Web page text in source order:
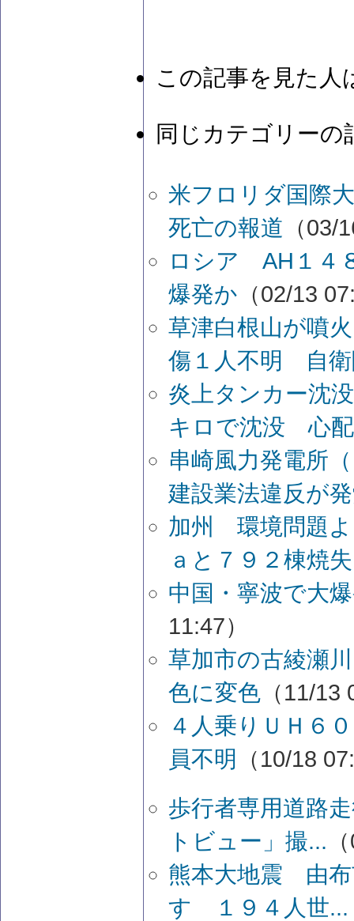
この記事を見た人
同じカテゴリーの
米フロリダ国際
死亡の報道 （03/
ロシア AH１４
爆発か （02/13
草津白根山が噴
傷１人不明 自衛
炎上タンカー沈
キロで沈没 心
串崎風力発電所
建設業法違反が
加州 環境問題よ
ａと７９２棟焼失
中国・寧波で大
11:47）
草加市の古綾瀬
色に変色 （11/13
４人乗りＵＨ６
員不明
（10/18
歩行者専用道路
トビュー」撮...
熊本大地震 由布
す １９４人世...